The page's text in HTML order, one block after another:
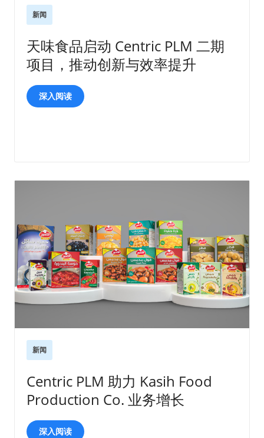
新闻
天味食品启动 Centric PLM 二期
项目，推动创新与效率提升
深入阅读
新闻
Centric PLM 助力 Kasih Food
Production Co. 业务增长
深入阅读